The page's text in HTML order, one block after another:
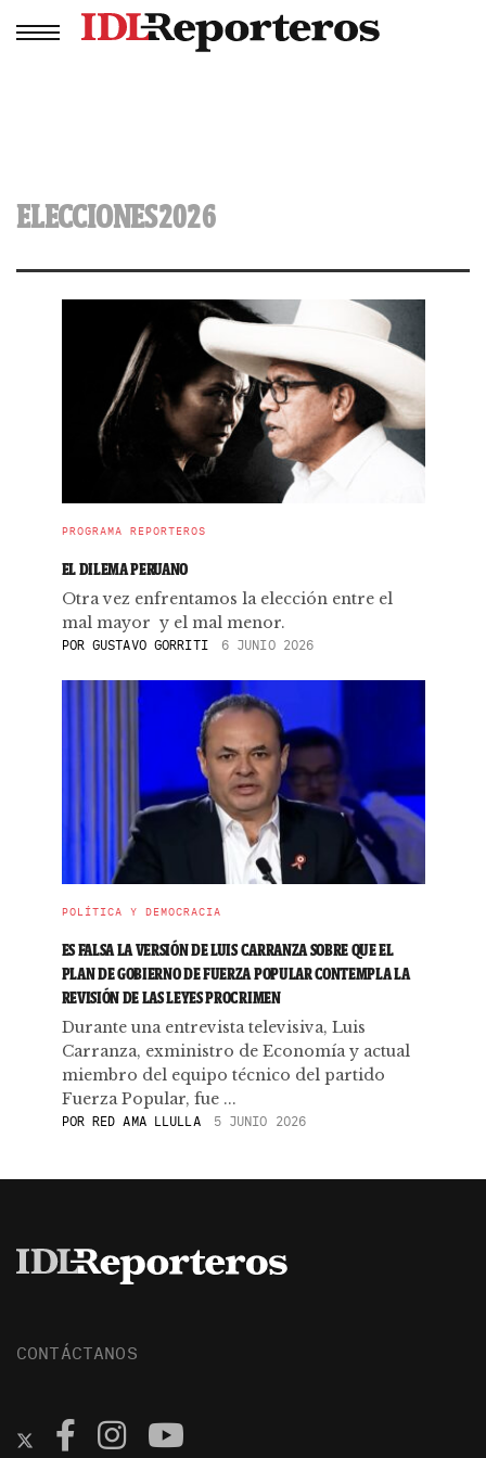
ELECCIONES2026
PROGRAMA REPORTEROS
EL DILEMA PERUANO
Otra vez enfrentamos la elección entre el
mal mayor y el mal menor.
POR GUSTAVO GORRITI 6 JUNIO 2026
POLÍTICA Y DEMOCRACIA
ES FALSA LA VERSIÓN DE LUIS CARRANZA SOBRE QUE EL
PLAN DE GOBIERNO DE FUERZA POPULAR CONTEMPLA LA
REVISIÓN DE LAS LEYES PROCRIMEN
Durante una entrevista televisiva, Luis
Carranza, exministro de Economía y actual
miembro del equipo técnico del partido
Fuerza Popular, fue ...
PORRED AMA LLULLA 5 JUNIO 2026
CONTÁCTANOS